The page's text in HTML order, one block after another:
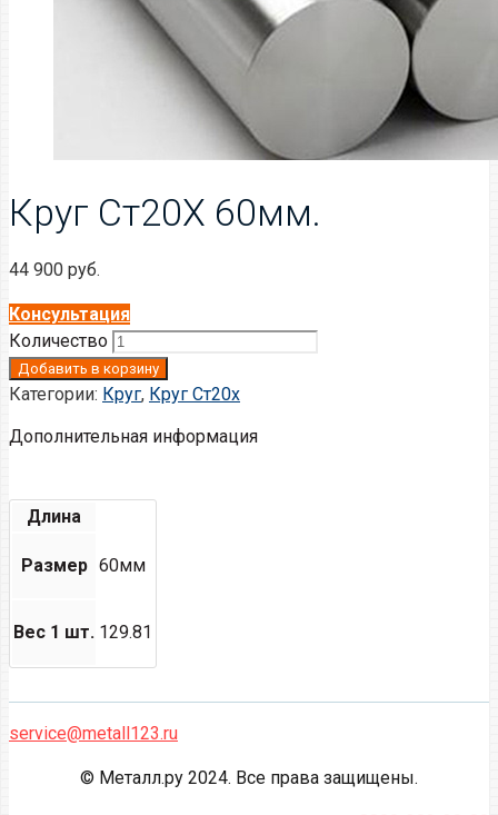
Круг Ст20Х 60мм.
44 900 руб.
Консультация
Количество
Добавить в корзину
Категории: Круг, Круг Ст20x
Дополнительная информация
Длина
Размер 60мм
Вес 1 шт. 129.81
service@metall123.ru
© Металл.ру 2024. Все права защищены.